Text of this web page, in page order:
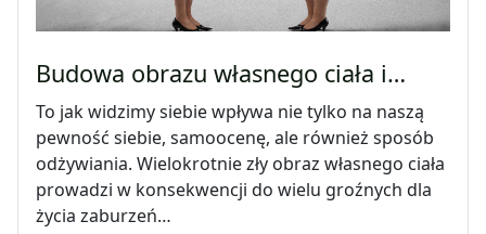
Budowa obrazu własnego ciała i…
To jak widzimy siebie wpływa nie tylko na naszą
pewność siebie, samoocenę, ale również sposób
odżywiania. Wielokrotnie zły obraz własnego ciała
prowadzi w konsekwencji do wielu groźnych dla
życia zaburzeń…